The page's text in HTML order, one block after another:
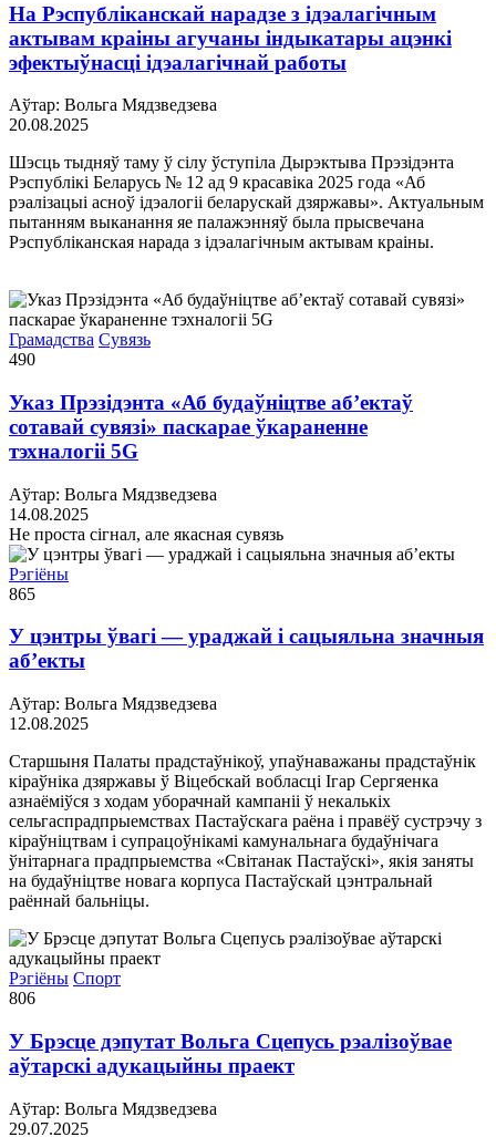
На Рэспубліканскай нарадзе з ідэалагічным
актывам краіны агучаны індыкатары ацэнкі
эфектыўнасці ідэалагічнай работы
Аўтар: Вольга Мядзведзева
20.08.2025
Шэсць тыдняў таму ў сілу ўступіла Дырэктыва Прэзідэнта
Рэспублікі Беларусь № 12 ад 9 красавіка 2025 года «Аб
рэалізацыі асноў ідэалогіі беларускай дзяржавы». Актуальным
пытанням выканання яе палажэнняў была прысвечана
Рэспубліканская нарада з ідэалагічным актывам краіны.
Грамадства Сувязь
490
Указ Прэзідэнта «Аб будаўніцтве аб’ектаў
сотавай сувязі» паскарае ўкараненне
тэхналогіі 5G
Аўтар: Вольга Мядзведзева
14.08.2025
Не проста сігнал, але якасная су­вязь
Рэгіёны
865
У цэнтры ўвагі — ураджай і сацыяльна значныя
аб’екты
Аўтар: Вольга Мядзведзева
12.08.2025
Старшыня Палаты прадстаўнікоў, упаўнаважаны прадстаўнік
кіраўніка дзяржавы ў Віцебскай вобласці Ігар Сергяенка
азнаёміўся з ходам уборачнай кампаніі ў некалькіх
сельгаспрадпрыемствах Пастаўскага раёна і правёў сустрэчу з
кіраўніцтвам і супрацоўнікамі камунальнага будаўнічага
ўнітарнага прадпрыемства «Світанак Пастаўскі», якія заняты
на будаўніцтве новага корпуса Пастаўскай цэнтральнай
раённай бальніцы.
Рэгіёны Спорт
806
У Брэсце дэпутат Вольга Сцепусь рэалізоўвае
аўтарскі адукацыйны праект
Аўтар: Вольга Мядзведзева
29.07.2025